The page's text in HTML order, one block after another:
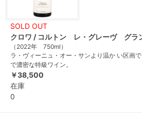
SOLD OUT
クロワ / コルトン レ・グレーヴ グラ
（2022年 750ml）
ラ・ヴィーニュ・オー・サンより温か い区画
で濃密な特級ワイン。
￥38,500
在庫
0